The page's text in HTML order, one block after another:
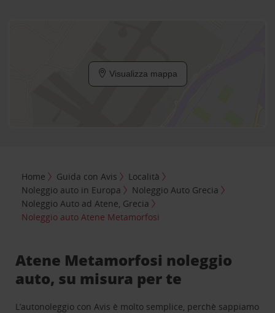
Visualizza mappa
Home Guida con Avis
Località
Noleggio auto in Europa
Noleggio Auto Grecia
Noleggio Auto ad Atene, Grecia
Noleggio auto Atene Metamorfosi
Atene Metamorfosi noleggio
auto, su misura per te
L’autonoleggio con Avis è molto semplice, perchè sappiamo